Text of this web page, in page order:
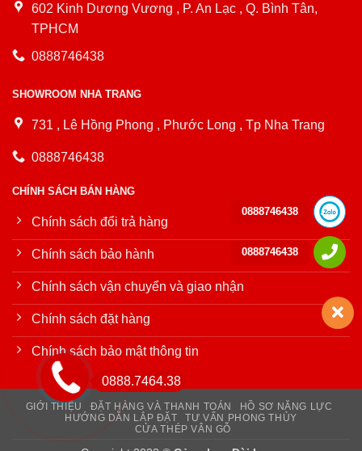
602 Kinh Dương Vương , P. An Lạc , Q. Bình Tân,
TPHCM
0888746438
SHOWROOM NHA TRANG
731 , Lê Hồng Phong , Phước Long , Tp Nha Trang
0888746438
CHÍNH SÁCH BÁN HÀNG
Chính sách đổi trả hàng
Chính sách bảo hành
Chính sách vận chuyển và giao nhận
Chính sách đặt hàng
Chính sách bảo mật thông tin
GIỚI THIỆU ĐẶT HÀNG VÀ THANH TOÁN
HỒ SƠ NĂNG LỰC
HƯỚNG DẪN LẮP ĐẶT
TƯ VẤN PHONG THỦY
CỬA THÉP VÂN GỖ
0888.7464.38
0888746438
0888746438